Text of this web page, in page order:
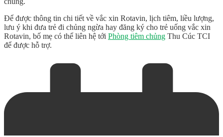
Để được thông tin chi tiết về vắc xin Rotavin, lịch tiêm, liều lượng,
lưu ý khi đưa trẻ đi chủng ngừa hay đăng ký cho trẻ uống vắc xin
Rotavin, bố mẹ có thể liên hệ tới Phòng tiêm chủng Thu Cúc TCI
để được hỗ trợ.